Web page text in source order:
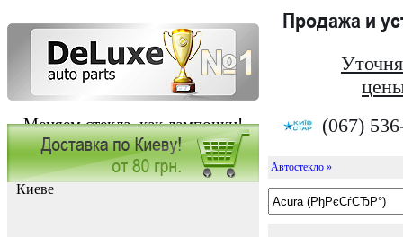
Меняем стекла, как лампочки!
Продажа и
(067)
Заказать установку автостекла в
Киеве
Автостекло »